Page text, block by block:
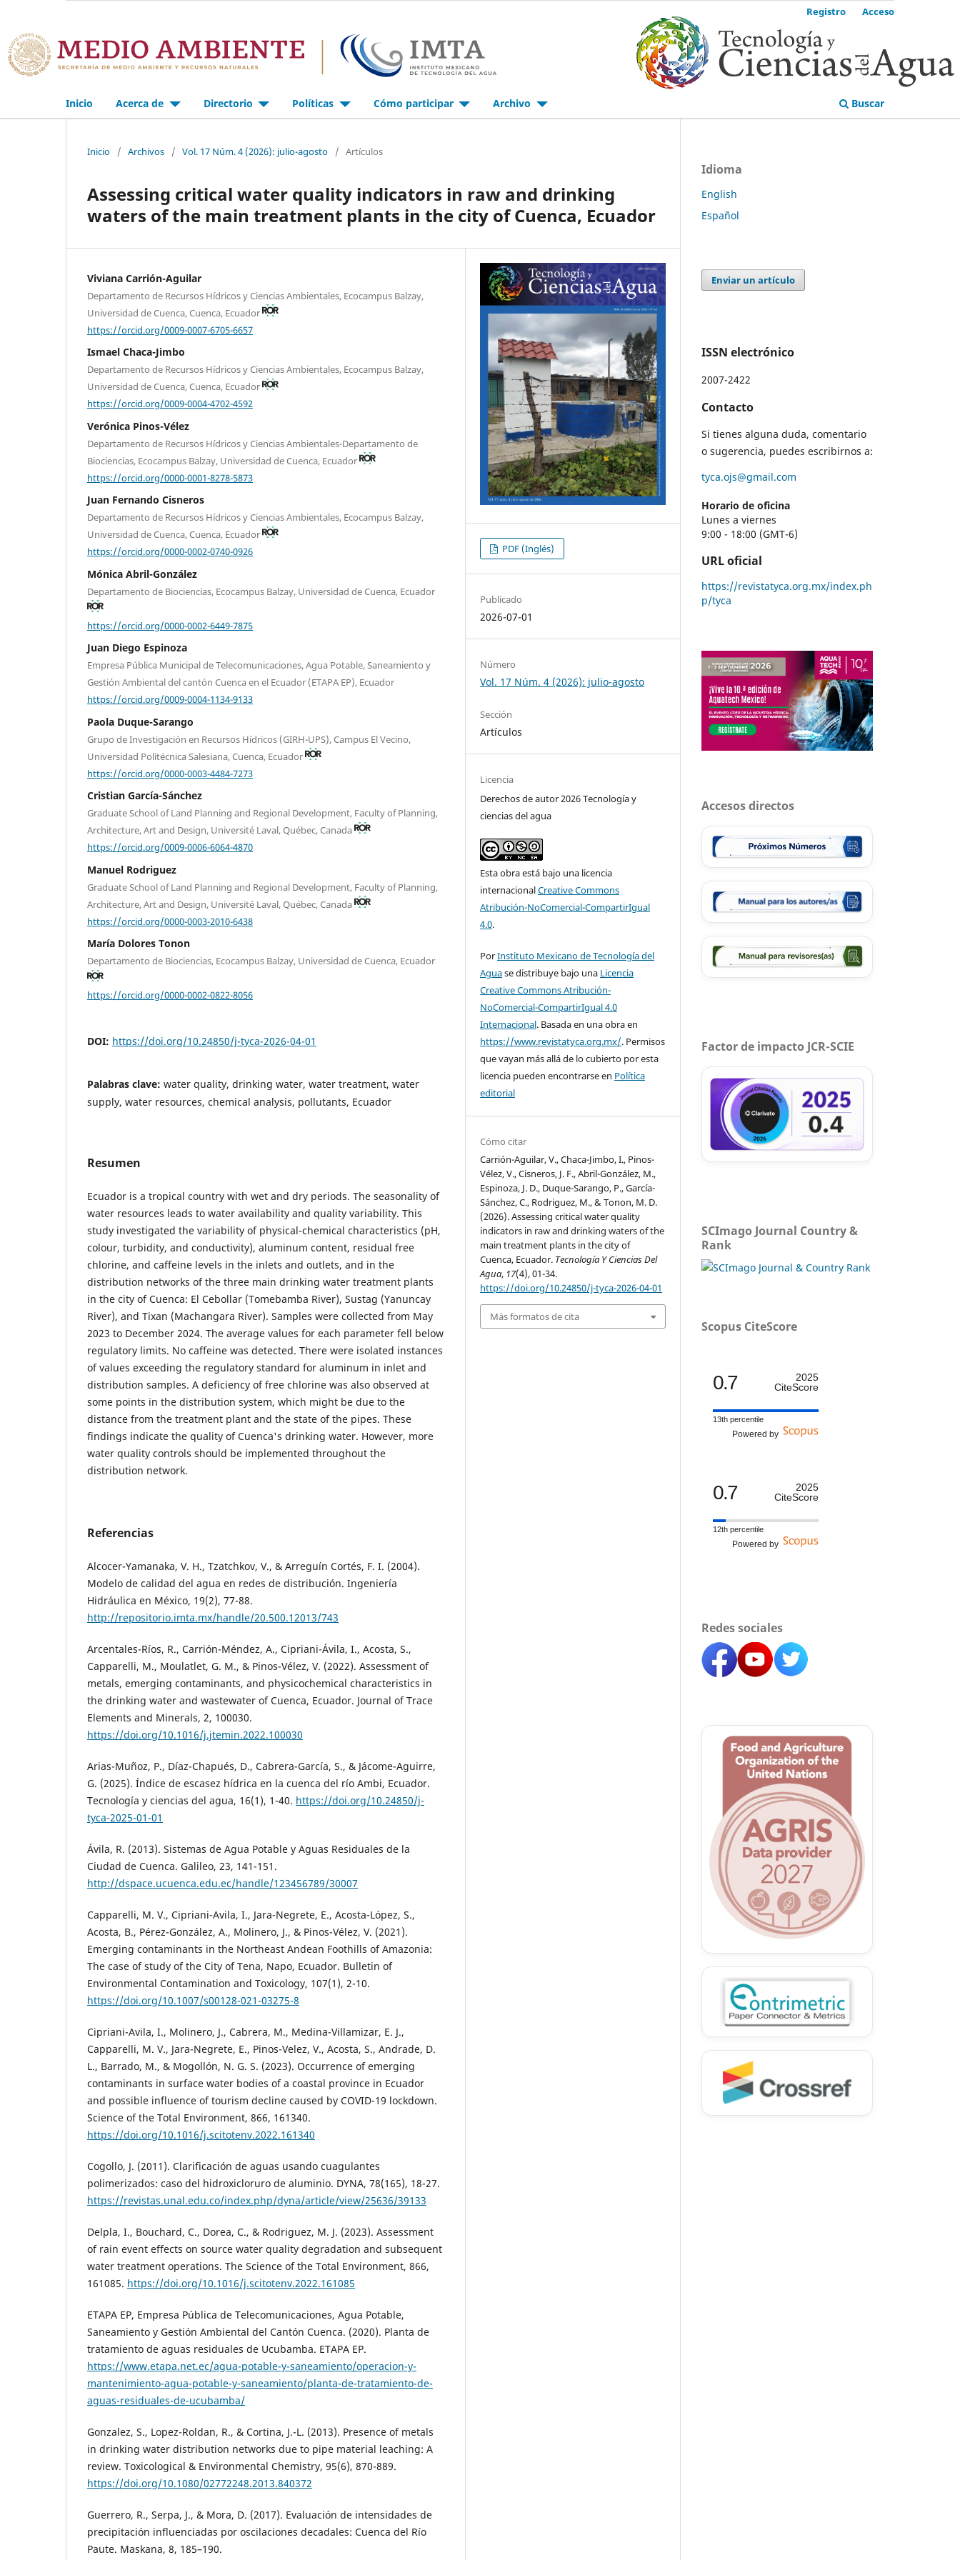
Inicio Acerca de Directorio Políticas Cómo participar Archivo Buscar
Registro Acceso
Inicio / Archivos / Vol. 17 Núm. 4 (2026): julio-agosto / Artículos
Assessing critical water quality indicators in raw and drinking
waters of the main treatment plants in the city of Cuenca, Ecuador
Viviana Carrión-Aguilar
Departamento de Recursos Hídricos y Ciencias Ambientales, Ecocampus Balzay,
Universidad de Cuenca, Cuenca, Ecuador
https://orcid.org/0009-0007-6705-6657
Ismael Chaca-Jimbo
Departamento de Recursos Hídricos y Ciencias Ambientales, Ecocampus Balzay,
Universidad de Cuenca, Cuenca, Ecuador
https://orcid.org/0009-0004-4702-4592
Verónica Pinos-Vélez
Departamento de Recursos Hídricos y Ciencias Ambientales-Departamento de
Biociencias, Ecocampus Balzay, Universidad de Cuenca, Ecuador
https://orcid.org/0000-0001-8278-5873
Juan Fernando Cisneros
Departamento de Recursos Hídricos y Ciencias Ambientales, Ecocampus Balzay,
Universidad de Cuenca, Cuenca, Ecuador
https://orcid.org/0000-0002-0740-0926
Mónica Abril-González
Departamento de Biociencias, Ecocampus Balzay, Universidad de Cuenca, Ecuador
https://orcid.org/0000-0002-6449-7875
Juan Diego Espinoza
Empresa Pública Municipal de Telecomunicaciones, Agua Potable, Saneamiento y
Gestión Ambiental del cantón Cuenca en el Ecuador (ETAPA EP), Ecuador
https://orcid.org/0009-0004-1134-9133
Paola Duque-Sarango
Grupo de Investigación en Recursos Hídricos (GIRH-UPS), Campus El Vecino,
Universidad Politécnica Salesiana, Cuenca, Ecuador
https://orcid.org/0000-0003-4484-7273
Cristian García-Sánchez
Graduate School of Land Planning and Regional Development, Faculty of Planning,
Architecture, Art and Design, Université Laval, Québec, Canada
https://orcid.org/0009-0006-6064-4870
Manuel Rodriguez
Graduate School of Land Planning and Regional Development, Faculty of Planning,
Architecture, Art and Design, Université Laval, Québec, Canada
https://orcid.org/0000-0003-2010-6438
María Dolores Tonon
Departamento de Biociencias, Ecocampus Balzay, Universidad de Cuenca, Ecuador
https://orcid.org/0000-0002-0822-8056
DOI: https://doi.org/10.24850/j-tyca-2026-04-01
Palabras clave: water quality, drinking water, water treatment, water
supply, water resources, chemical analysis, pollutants, Ecuador
Resumen
Ecuador is a tropical country with wet and dry periods. The seasonality of
water resources leads to water availability and quality variability. This
study investigated the variability of physical-chemical characteristics (pH,
colour, turbidity, and conductivity), aluminum content, residual free
chlorine, and caffeine levels in the inlets and outlets, and in the
distribution networks of the three main drinking water treatment plants
in the city of Cuenca: El Cebollar (Tomebamba River), Sustag (Yanuncay
River), and Tixan (Machangara River). Samples were collected from May
2023 to December 2024. The average values for each parameter fell below
regulatory limits. No caffeine was detected. There were isolated instances
of values exceeding the regulatory standard for aluminum in inlet and
distribution samples. A deficiency of free chlorine was also observed at
some points in the distribution system, which might be due to the
distance from the treatment plant and the state of the pipes. These
findings indicate the quality of Cuenca's drinking water. However, more
water quality controls should be implemented throughout the
distribution network.
Referencias
Alcocer-Yamanaka, V. H., Tzatchkov, V., & Arreguín Cortés, F. I. (2004).
Modelo de calidad del agua en redes de distribución. Ingeniería
Hidráulica en México, 19(2), 77-88.
http://repositorio.imta.mx/handle/20.500.12013/743
Arcentales-Ríos, R., Carrión-Méndez, A., Cipriani-Ávila, I., Acosta, S.,
Capparelli, M., Moulatlet, G. M., & Pinos-Vélez, V. (2022). Assessment of
metals, emerging contaminants, and physicochemical characteristics in
the drinking water and wastewater of Cuenca, Ecuador. Journal of Trace
Elements and Minerals, 2, 100030.
https://doi.org/10.1016/j.jtemin.2022.100030
Arias-Muñoz, P., Díaz-Chapués, D., Cabrera-García, S., & Jácome-Aguirre,
G. (2025). Índice de escasez hídrica en la cuenca del río Ambi, Ecuador.
Tecnología y ciencias del agua, 16(1), 1-40. https://doi.org/10.24850/j-
tyca-2025-01-01
Ávila, R. (2013). Sistemas de Agua Potable y Aguas Residuales de la
Ciudad de Cuenca. Galileo, 23, 141-151.
http://dspace.ucuenca.edu.ec/handle/123456789/30007
Capparelli, M. V., Cipriani-Avila, I., Jara-Negrete, E., Acosta-López, S.,
Acosta, B., Pérez-González, A., Molinero, J., & Pinos-Vélez, V. (2021).
Emerging contaminants in the Northeast Andean Foothills of Amazonia:
The case of study of the City of Tena, Napo, Ecuador. Bulletin of
Environmental Contamination and Toxicology, 107(1), 2-10.
https://doi.org/10.1007/s00128-021-03275-8
Cipriani-Avila, I., Molinero, J., Cabrera, M., Medina-Villamizar, E. J.,
Capparelli, M. V., Jara-Negrete, E., Pinos-Velez, V., Acosta, S., Andrade, D.
L., Barrado, M., & Mogollón, N. G. S. (2023). Occurrence of emerging
contaminants in surface water bodies of a coastal province in Ecuador
and possible influence of tourism decline caused by COVID-19 lockdown.
Science of the Total Environment, 866, 161340.
https://doi.org/10.1016/j.scitotenv.2022.161340
Cogollo, J. (2011). Clarificación de aguas usando cuagulantes
polimerizados: caso del hidroxicloruro de aluminio. DYNA, 78(165), 18-27.
https://revistas.unal.edu.co/index.php/dyna/article/view/25636/39133
Delpla, I., Bouchard, C., Dorea, C., & Rodriguez, M. J. (2023). Assessment
of rain event effects on source water quality degradation and subsequent
water treatment operations. The Science of the Total Environment, 866,
161085. https://doi.org/10.1016/j.scitotenv.2022.161085
ETAPA EP, Empresa Pública de Telecomunicaciones, Agua Potable,
Saneamiento y Gestión Ambiental del Cantón Cuenca. (2020). Planta de
tratamiento de aguas residuales de Ucubamba. ETAPA EP.
https://www.etapa.net.ec/agua-potable-y-saneamiento/operacion-y-
mantenimiento-agua-potable-y-saneamiento/planta-de-tratamiento-de-
aguas-residuales-de-ucubamba/
Gonzalez, S., Lopez-Roldan, R., & Cortina, J.-L. (2013). Presence of metals
in drinking water distribution networks due to pipe material leaching: A
review. Toxicological & Environmental Chemistry, 95(6), 870-889.
https://doi.org/10.1080/02772248.2013.840372
Guerrero, R., Serpa, J., & Mora, D. (2017). Evaluación de intensidades de
precipitación influenciadas por oscilaciones decadales: Cuenca del Río
Paute. Maskana, 8, 185–190.
PDF (Inglés)
Publicado
2026-07-01
Número
Vol. 17 Núm. 4 (2026): julio-agosto
Sección
Artículos
Licencia
Derechos de autor 2026 Tecnología y
ciencias del agua
Esta obra está bajo una licencia
internacionalCreative Commons
Atribución-NoComercial-CompartirIgual
4.0.
PorInstituto Mexicano de Tecnología del
Aguase distribuye bajo una Licencia
Creative Commons Atribución-
NoComercial-CompartirIgual 4.0
Internacional. Basada en una obra en
https://www.revistatyca.org.mx/. Permisos
que vayan más allá de lo cubierto por esta
licencia pueden encontrarse en Política
editorial
Cómo citar
Carrión-Aguilar, V., Chaca-Jimbo, I., Pinos-
Vélez, V., Cisneros, J. F., Abril-González, M.,
Espinoza, J. D., Duque-Sarango, P., García-
Sánchez, C., Rodriguez, M., & Tonon, M. D.
(2026). Assessing critical water quality
indicators in raw and drinking waters of the
main treatment plants in the city of
Cuenca, Ecuador. Tecnología Y Ciencias Del
Agua, 17(4), 01-34.
https://doi.org/10.24850/j-tyca-2026-04-01
Más formatos de cita
Idioma
English
Español
Enviar un artículo
ISSN electrónico
2007-2422
Contacto
Si tienes alguna duda, comentario
o sugerencia, puedes escribirnos a:
tyca.ojs@gmail.com
Horario de oficina
Lunes a viernes
9:00 - 18:00 (GMT-6)
URL oficial
https://revistatyca.org.mx/index.ph
p/tyca
Accesos directos
Factor de impacto JCR-SCIE
SCImago Journal Country &
Rank
Scopus CiteScore
0.7
2025
CiteScore
13th percentile
Powered by
0.7
2025
CiteScore
12th percentile
Powered by
Redes sociales